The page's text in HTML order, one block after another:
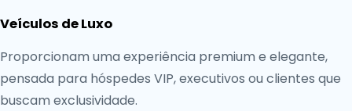
Veículos de Luxo
Proporcionam uma experiência premium e elegante,
pensada para hóspedes VIP, executivos ou clientes que
buscam exclusividade.